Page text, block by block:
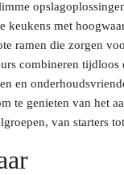
met
ramen die zorgen
combineren
en
te genieten van het
van starters